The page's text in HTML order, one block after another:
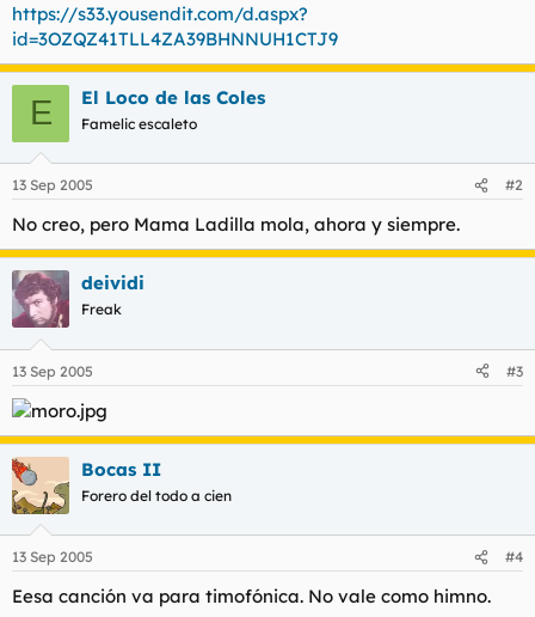
l
t
e
m
a
i
o
https://s33.yousendit.com/d.aspx?
id=3OZQZ41TLL4ZA39BHNNUH1CTJ9
E El Loco de las Coles
Famelic escaleto
13 Sep 2005 #2
No creo, pero Mama Ladilla mola, ahora y siempre.
deividi
Freak
13 Sep 2005 #3
Bocas II
Forero del todo a cien
13 Sep 2005 #4
Eesa canción va para timofónica. No vale como himno.